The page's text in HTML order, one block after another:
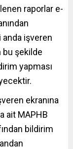
raporlar e-
işveren
bu şekilde
yapması
ekranına
ait MAPHB
bildirim